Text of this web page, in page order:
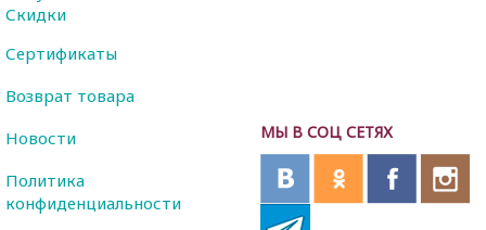
МЫ В СОЦ СЕТЯХ
Скидки
Сертификаты
Возврат товара
Новости
Политика
конфиденциальности